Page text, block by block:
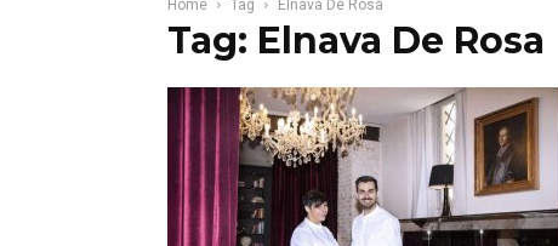
Home Tag Elnava De Rosa
Tag: Elnava De Rosa